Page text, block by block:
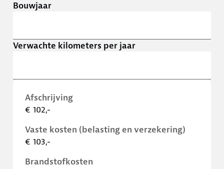
Bouwjaar
Verwachte kilometers per jaar
Afschrijving
€ 102,-
Vaste kosten (belasting en verzekering)
€ 103,-
Brandstofkosten